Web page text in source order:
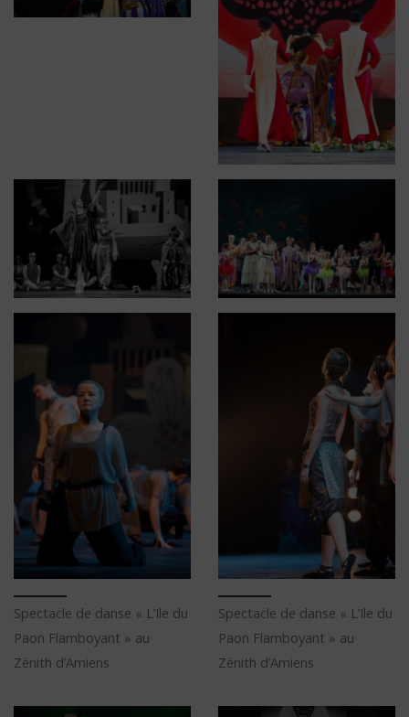
Spectacle de danse « L’Ile du
Paon Flamboyant » au
Zénith d’Amiens
Spectacle de danse « L’Ile du
Paon Flamboyant » au
Zénith d’Amiens